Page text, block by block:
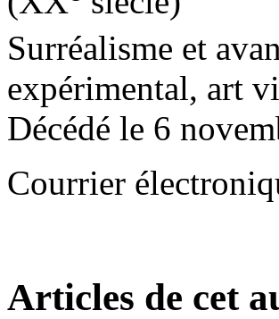
Surréalisme et
expérimental, art
Décédé le 6
Courrier
Articles de cet